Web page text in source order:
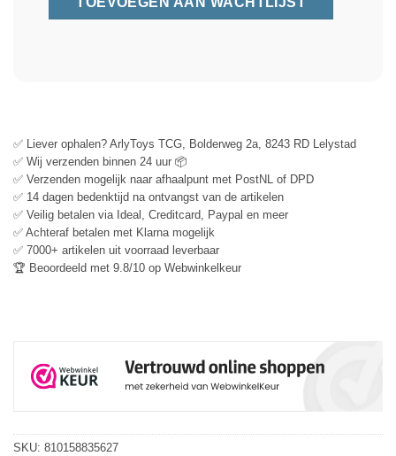
✅ Liever ophalen? ArlyToys TCG, Bolderweg 2a, 8243 RD Lelystad
✅ Wij verzenden binnen 24 uur 📦
✅ Verzenden mogelijk naar afhaalpunt met PostNL of DPD
✅ 14 dagen bedenktijd na ontvangst van de artikelen
✅ Veilig betalen via Ideal, Creditcard, Paypal en meer
✅ Achteraf betalen met Klarna mogelijk
✅ 7000+ artikelen uit voorraad leverbaar
🏆 Beoordeeld met 9.8/10 op Webwinkelkeur
SKU: 810158835627